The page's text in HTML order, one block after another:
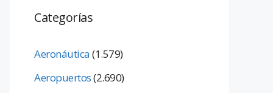
Categorías
Aeronáutica(1.579)
Aeropuertos(2.690)